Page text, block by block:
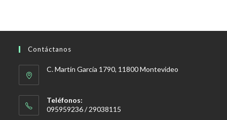
Contáctanos
C. Martín García 1790, 11800 Montevideo
Teléfonos:
095959236 / 29038115